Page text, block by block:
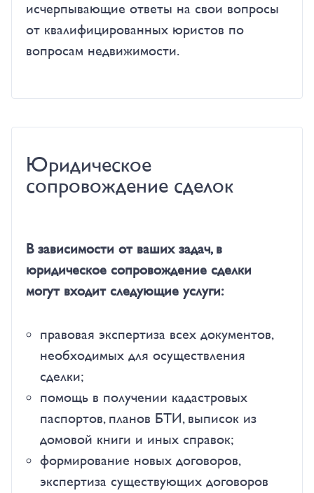
исчерпывающие ответы на свои вопросы
от квалифицированных юристов по
вопросам недвижимости.
Юридическое
сопровождение сделок
В зависимости от ваших задач, в
юридическое сопровождение сделки
могут входит следующие услуги:
правовая экспертиза всех документов,
необходимых для осуществления
сделки;
помощь в получении кадастровых
паспортов, планов БТИ, выписок из
домовой книги и иных справок;
формирование новых договоров,
экспертиза существующих договоров